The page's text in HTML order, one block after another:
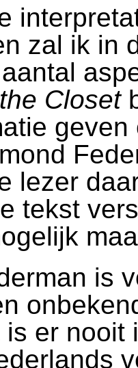
zal ik in
Closet
geven
lezer
tekst
is
er nooit